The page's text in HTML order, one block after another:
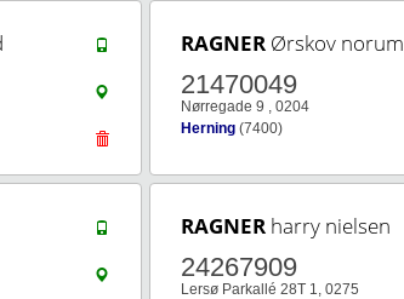
RAGNER Ørskov norum
21470049
Nørregade 9 , 0204
Herning (7400)
RAGNER harry nielsen
24267909
Lersø Parkallé 28T 1, 0275